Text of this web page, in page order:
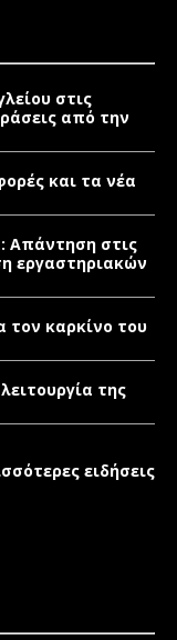
στις
από την
και τα νέα
Απάντηση στις
εργαστηριακών
τον καρκίνο του
της
ειδήσεις